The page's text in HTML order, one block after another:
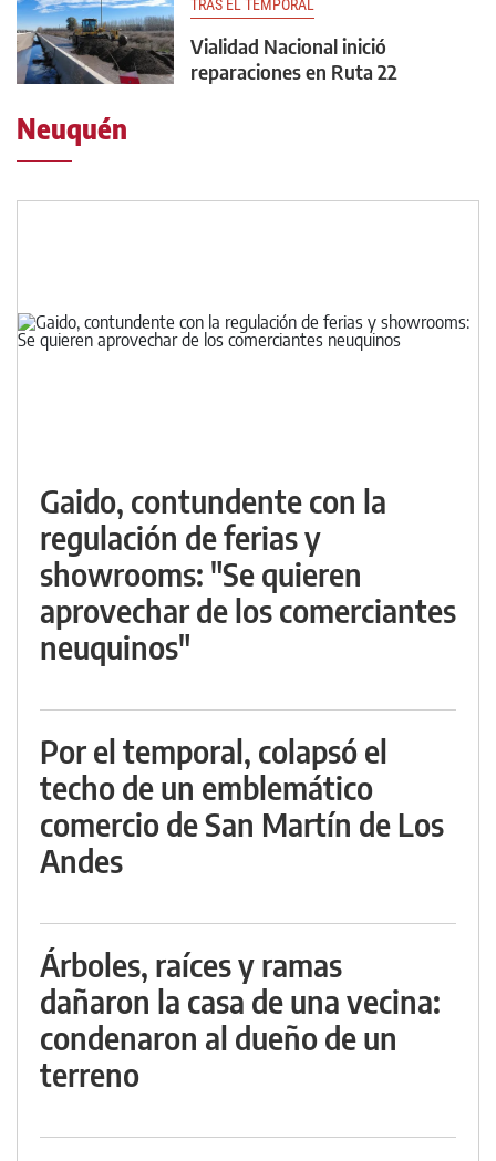
TRAS EL TEMPORAL
Vialidad Nacional inició
reparaciones en Ruta 22
Neuquén
Gaido, contundente con la
regulación de ferias y
showrooms: "Se quieren
aprovechar de los comerciantes
neuquinos"
Por el temporal, colapsó el
techo de un emblemático
comercio de San Martín de Los
Andes
Árboles, raíces y ramas
dañaron la casa de una vecina:
condenaron al dueño de un
terreno